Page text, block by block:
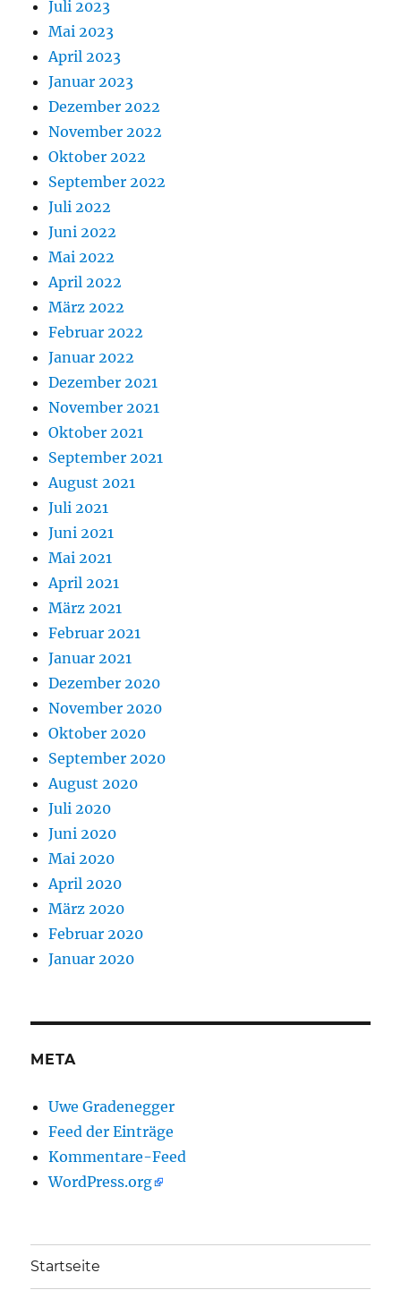
Juli 2023
Mai 2023
April 2023
Januar 2023
Dezember 2022
November 2022
Oktober 2022
September 2022
Juli 2022
Juni 2022
Mai 2022
April 2022
März 2022
Februar 2022
Januar 2022
Dezember 2021
November 2021
Oktober 2021
September 2021
August 2021
Juli 2021
Juni 2021
Mai 2021
April 2021
März 2021
Februar 2021
Januar 2021
Dezember 2020
November 2020
Oktober 2020
September 2020
August 2020
Juli 2020
Juni 2020
Mai 2020
April 2020
März 2020
Februar 2020
Januar 2020
META
Uwe Gradenegger
Feed der Einträge
Kommentare-Feed
WordPress.org
Startseite